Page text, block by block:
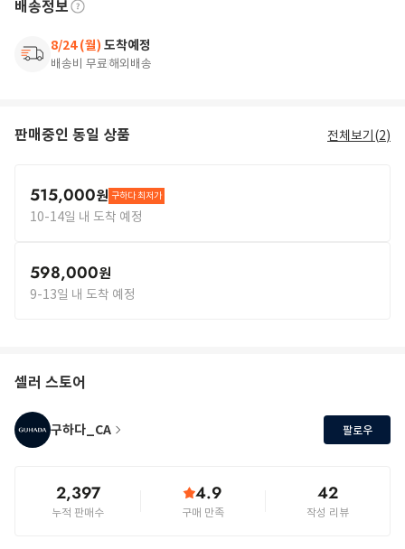
배송정보
8/24 (월) 도착예정
배송비 무료해외배송
판매중인 동일 상품 전체보기(2)
515,000원 구하다 최저가
10-14일 내 도착 예정
598,000원
9-13일 내 도착 예정
셀러 스토어
구하다_CA 팔로우
2,397
누적 판매수
4.9
구매 만족
42
작성 리뷰